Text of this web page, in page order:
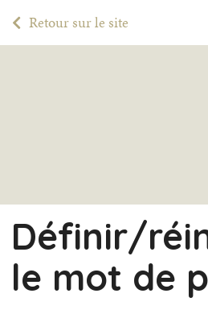
Retour sur le site
Définir/
le mot de